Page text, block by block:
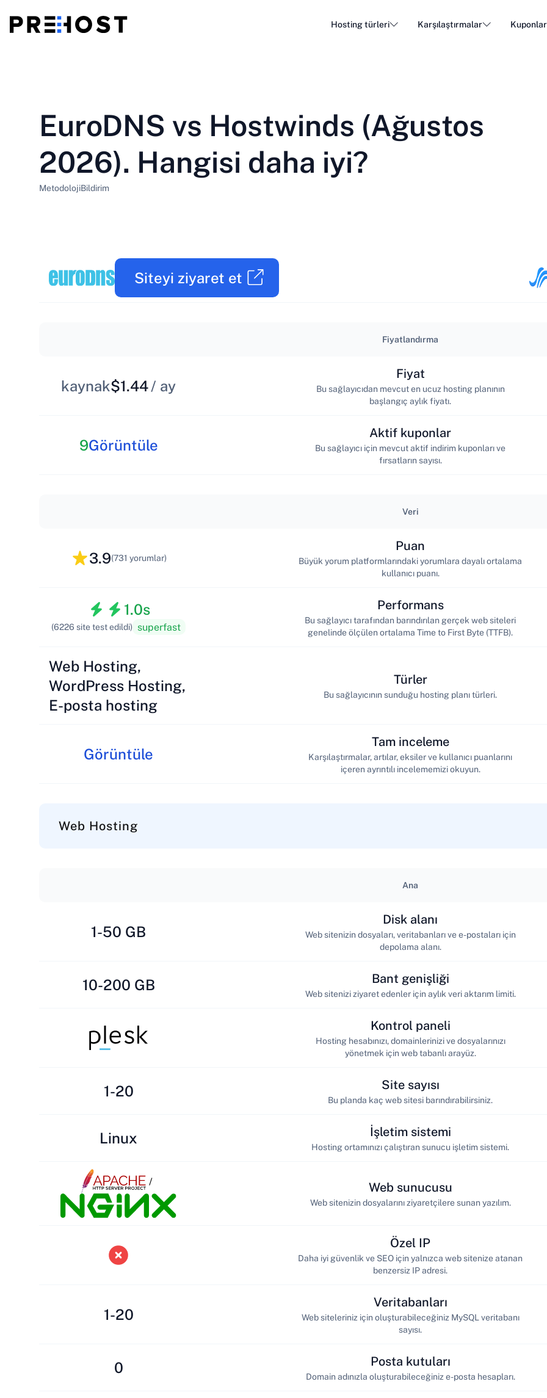
Hosting türleri
E-posta Barındırma
Karşılaştırmalar Kuponlar
EN - English ES - Español ET - Eesti
LT - Lietuvių LV - Latviešu NL - Nederlands
EuroDNS vs Hostwinds (Ağustos
2026). Hangisi daha iyi?
MetodolojiBildirim
Siteyi ziyaret et
Fiyatlandırma
kaynak$1.44/ ay
Fiyat
Bu sağlayıcıdan mevcut en ucuz hosting planının
başlangıç aylık fiyatı.
9Görüntüle
Aktif kuponlar
Bu sağlayıcı için mevcut aktif indirim kuponları ve
fırsatların sayısı.
Veri
3.9(731 yorumlar)
Puan
Büyük yorum platformlarındaki yorumlara dayalı ortalama
kullanıcı puanı.
1.0s
(6226 site test edildi) superfast
Performans
Bu sağlayıcı tarafından barındırılan gerçek web siteleri
genelinde ölçülen ortalama Time to First Byte (TTFB).
Web Hosting,
WordPress Hosting,
E-posta hosting
Türler
Bu sağlayıcının sunduğu hosting planı türleri.
Görüntüle
Tam inceleme
Karşılaştırmalar, artılar, eksiler ve kullanıcı puanlarını
içeren ayrıntılı incelememizi okuyun.
Web Hosting
Ana
1-50 GB
Disk alanı
Web sitenizin dosyaları, veritabanları ve e-postaları için
depolama alanı.
10-200 GB Bant genişliği
Web sitenizi ziyaret edenler için aylık veri aktarım limiti.
Kontrol paneli
Hosting hesabınızı, domainlerinizi ve dosyalarınızı
yönetmek için web tabanlı arayüz.
1-20 Site sayısı
Bu planda kaç web sitesi barındırabilirsiniz.
Linux İşletim sistemi
Hosting ortamınızı çalıştıran sunucu işletim sistemi.
/ Web sunucusu
Web sitenizin dosyalarını ziyaretçilere sunan yazılım.
Özel IP
Daha iyi güvenlik ve SEO için yalnızca web sitenize atanan
benzersiz IP adresi.
1-20
Veritabanları
Web siteleriniz için oluşturabileceğiniz MySQL veritabanı
sayısı.
0 Posta kutuları
Domain adınızla oluşturabileceğiniz e-posta hesapları.